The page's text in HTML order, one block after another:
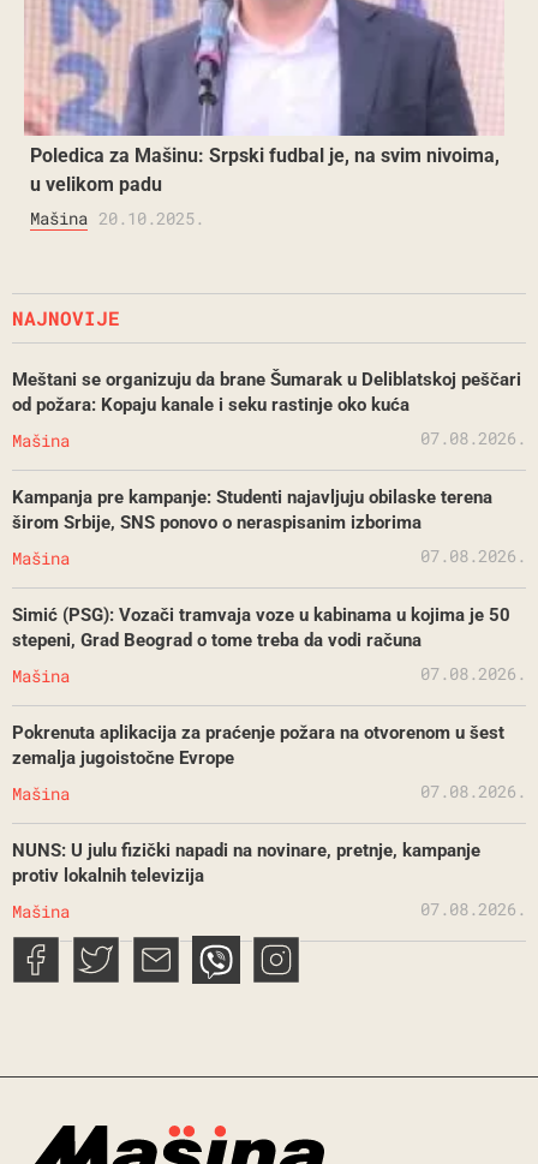
Poledica za Mašinu: Srpski fudbal je, na svim nivoima,
u velikom padu
Mašina 20.10.2025.
NAJNOVIJE
Meštani se organizuju da brane Šumarak u Deliblatskoj peščari
od požara: Kopaju kanale i seku rastinje oko kuća
Mašina 07.08.2026.
Kampanja pre kampanje: Studenti najavljuju obilaske terena
širom Srbije, SNS ponovo o neraspisanim izborima
Mašina 07.08.2026.
Simić (PSG): Vozači tramvaja voze u kabinama u kojima je 50
stepeni, Grad Beograd o tome treba da vodi računa
Mašina 07.08.2026.
Pokrenuta aplikacija za praćenje požara na otvorenom u šest
zemalja jugoistočne Evrope
Mašina 07.08.2026.
NUNS: U julu fizički napadi na novinare, pretnje, kampanje
protiv lokalnih televizija
Mašina 07.08.2026.